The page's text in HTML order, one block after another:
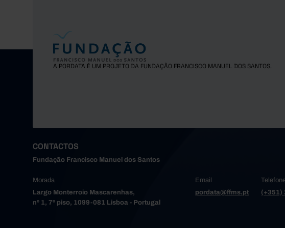
A PORDATA É UM PROJETO DA FUNDAÇÃO FRANCISCO MANUEL DOS SANTOS.
CONTACTOS
Fundação Francisco Manuel dos Santos
Morada
Largo Monterroio Mascarenhas,
nº 1, 7º piso, 1099-081 Lisboa - Portugal
Email
pordata@ffms.pt
(+351)